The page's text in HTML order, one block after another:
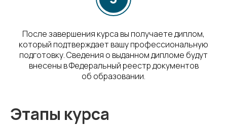
После завершения курса вы получаете диплом,
который подтверждает вашу профессиональную
подготовку. Сведения о выданном дипломе будут
внесены в Федеральный реестр документов
об образовании.
Этапы курса